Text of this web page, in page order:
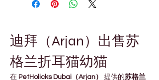
迪拜（Arjan）出售苏
格兰折耳猫幼猫
在 PetHolicks Dubai（Arjan） 提供的苏格兰